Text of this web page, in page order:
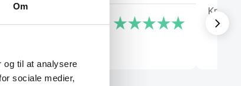
Om
og til at analysere
sociale medier,
Kai Hou
Kris